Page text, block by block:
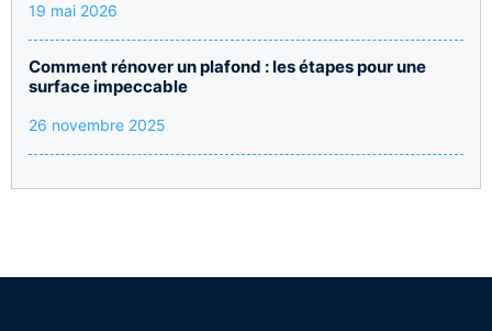
19 mai 2026
Comment rénover un plafond : les étapes pour une
surface impeccable
26 novembre 2025